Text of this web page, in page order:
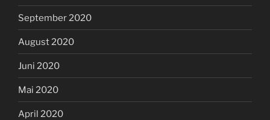
September 2020
August 2020
Juni 2020
Mai 2020
April 2020